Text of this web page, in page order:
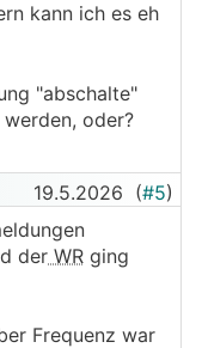
kann ich es eh
"abschalte"
oder?
19.5.2026 (#5)
der WR ging
Frequenz war